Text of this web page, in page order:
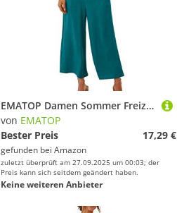
EMATOP Damen Sommer Freizeitanzug Casual Zweiteiler Yoga Outfit Baumwolle Leinen Jogginganzug Locker Elegant Hosenanzug mit Taschen Fitnessanzug Lässig Einfarbig Tank Top und Hose Activewear
von EMATOP
Bester Preis
17,29 €
gefunden bei Amazon
zuletzt überprüft am 27.09.2025 um 00:03; der
Preis kann sich seitdem geändert haben.
Keine weiteren Anbieter